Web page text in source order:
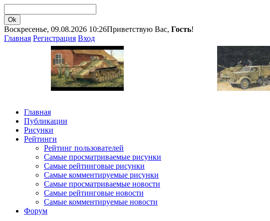
Воскресенье, 09.08.2026 10:26Приветствую Вас, Гость!
Главная Регистрация Вход
Главная
Публикации
Рисунки
Рейтинги
Рейтинг пользователей
Самые просматриваемые рисунки
Самые рейтинговые рисунки
Самые комментируемые рисунки
Самые просматриваемые новости
Самые рейтинговые новости
Самые комментируемые новости
Форум